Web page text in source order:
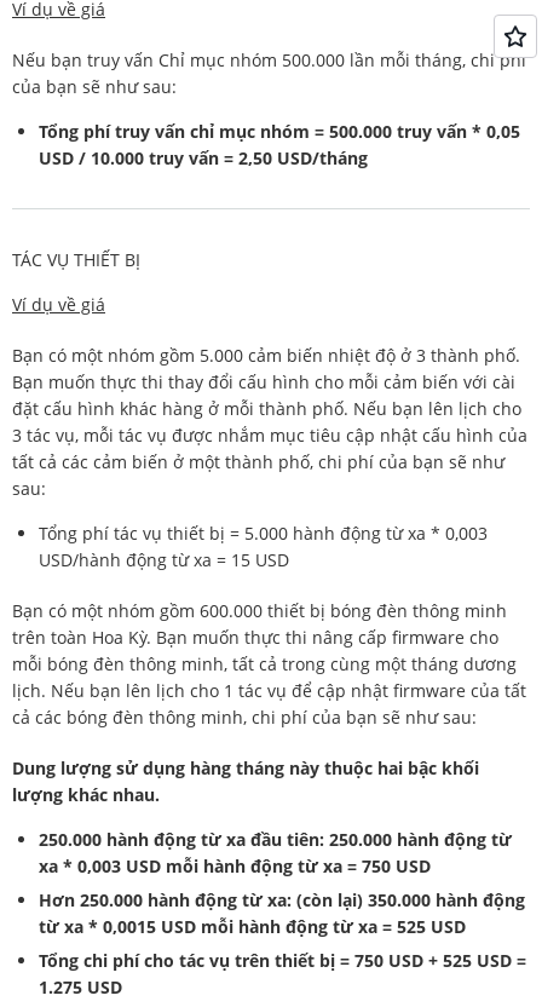
Ví dụ về giá
Nếu bạn truy vấn Chỉ mục nhóm 500.000 lần mỗi tháng, chi phí
của bạn sẽ như sau:
Tổng phí truy vấn chỉ mục nhóm = 500.000 truy vấn * 0,05
USD / 10.000 truy vấn = 2,50 USD/tháng
TÁC VỤ THIẾT BỊ
Ví dụ về giá
Bạn có một nhóm gồm 5.000 cảm biến nhiệt độ ở 3 thành phố.
Bạn muốn thực thi thay đổi cấu hình cho mỗi cảm biến với cài
đặt cấu hình khác hàng ở mỗi thành phố. Nếu bạn lên lịch cho
3 tác vụ, mỗi tác vụ được nhắm mục tiêu cập nhật cấu hình của
tất cả các cảm biến ở một thành phố, chi phí của bạn sẽ như
sau:
Tổng phí tác vụ thiết bị = 5.000 hành động từ xa * 0,003
USD/hành động từ xa = 15 USD
Bạn có một nhóm gồm 600.000 thiết bị bóng đèn thông minh
trên toàn Hoa Kỳ. Bạn muốn thực thi nâng cấp firmware cho
mỗi bóng đèn thông minh, tất cả trong cùng một tháng dương
lịch. Nếu bạn lên lịch cho 1 tác vụ để cập nhật firmware của tất
cả các bóng đèn thông minh, chi phí của bạn sẽ như sau:
Dung lượng sử dụng hàng tháng này thuộc hai bậc khối
lượng khác nhau.
250.000 hành động từ xa đầu tiên: 250.000 hành động từ
xa * 0,003 USD mỗi hành động từ xa = 750 USD
Hơn 250.000 hành động từ xa: (còn lại) 350.000 hành động
từ xa * 0,0015 USD mỗi hành động từ xa = 525 USD
Tổng chi phí cho tác vụ trên thiết bị = 750 USD + 525 USD =
1.275 USD